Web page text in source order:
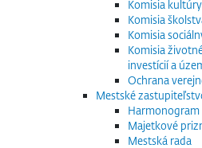
Komisia
Komisia
Komisia
Komisia
investícií a
Ochrana
Mestské
Majetkové
Mestská rada